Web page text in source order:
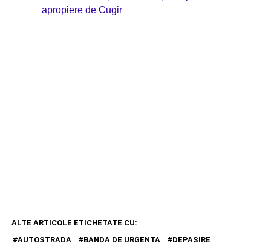
apropiere de Cugir
ALTE ARTICOLE ETICHETATE CU:
AUTOSTRADA
BANDA DE URGENTA DEPASIRE